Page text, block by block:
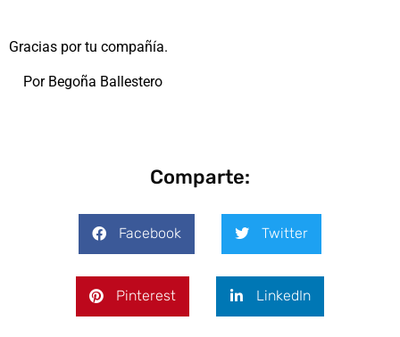
Gracias por tu compañía.
Por Begoña Ballestero
Comparte:
Facebook Twitter
Pinterest LinkedIn